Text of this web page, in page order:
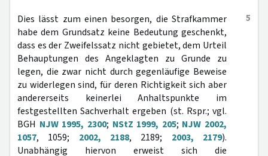
5
Dies lässt zum einen besorgen, die Strafkammer
habe dem Grundsatz keine Bedeutung geschenkt,
dass es der Zweifelssatz nicht gebietet, dem Urteil
Behauptungen des Angeklagten zu Grunde zu
legen, die zwar nicht durch gegenläufige Beweise
zu widerlegen sind, für deren Richtigkeit sich aber
andererseits keinerlei Anhaltspunkte im
festgestellten Sachverhalt ergeben (st. Rspr.; vgl.
BGH NJW 1995, 2300; NStZ 1999, 205; NJW 2002,
1057, 1059; 2002, 2188, 2189; 2003, 2179).
Unabhängig hiervon erweist sich die